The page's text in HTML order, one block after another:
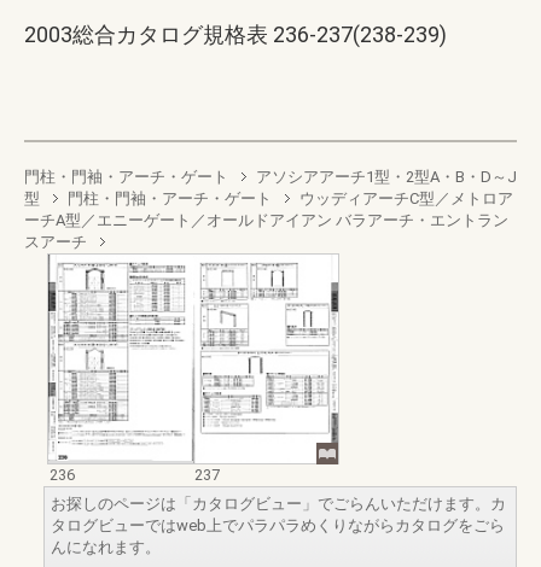
2003総合カタログ規格表 236-237(238-239)
門柱・門袖・アーチ・ゲート
アソシアアーチ1型・2型A・B・D～J
型
門柱・門袖・アーチ・ゲート
ウッディアーチC型／メトロア
ーチA型／エニーゲート／オールドアイアン バラアーチ・エントラン
スアーチ
236
237
お探しのページは「カタログビュー」でごらんいただけます。カ
タログビューではweb上でパラパラめくりながらカタログをごら
んになれます。